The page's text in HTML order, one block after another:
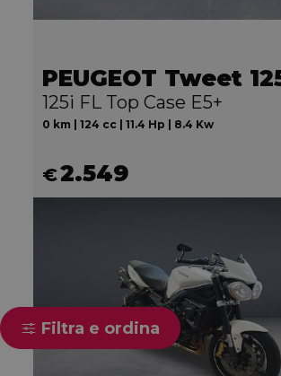
PEUGEOT Tweet
125i FL Top Case E5+
0 km | 124 cc | 11.4 Hp | 8.4 Kw
€2.549
Filtra e ordina